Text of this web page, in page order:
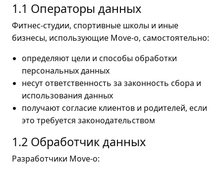
1.1 Операторы данных
Фитнес-студии, спортивные школы и иные
бизнесы, использующие Move-o, самостоятельно:
определяют цели и способы обработки
персональных данных
несут ответственность за законность сбора и
использования данных
получают согласие клиентов и родителей, если
это требуется законодательством
1.2 Обработчик данных
Разработчики Move-o: